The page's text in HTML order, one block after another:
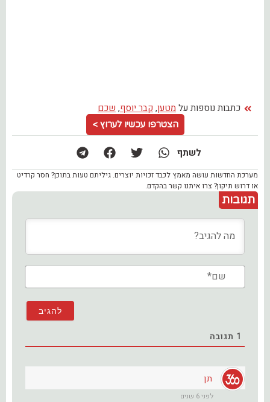
כתבות נוספות על מטען, קבר יוסף, שכם
הצטרפו עכשיו לערוץ >
לשתף
מערכת החדשות עושה מאמץ לכבד זכויות יוצרים. גיליתם טעות בתוכן? חסר קרדיט
או דרוש תיקון? צרו איתנו קשר בהקדם.
תגובות
1 תגובה
תן
לפני 6 שנים